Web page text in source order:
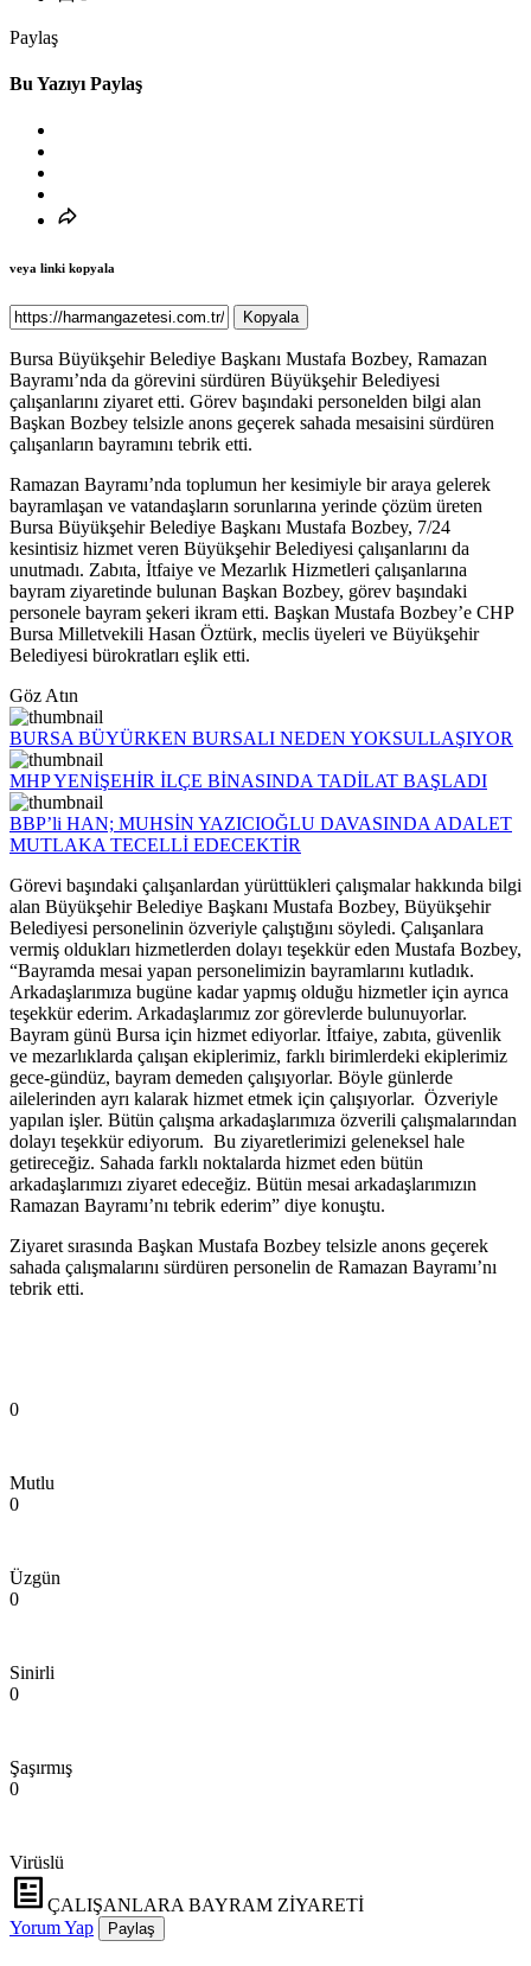
Paylaş
Bu Yazıyı Paylaş
veya linki kopyala
Kopyala
Bursa Büyükşehir Belediye Başkanı Mustafa Bozbey, Ramazan
Bayramı’nda da görevini sürdüren Büyükşehir Belediyesi
çalışanlarını ziyaret etti. Görev başındaki personelden bilgi alan
Başkan Bozbey telsizle anons geçerek sahada mesaisini sürdüren
çalışanların bayramını tebrik etti.
Ramazan Bayramı’nda toplumun her kesimiyle bir araya gelerek
bayramlaşan ve vatandaşların sorunlarına yerinde çözüm üreten
Bursa Büyükşehir Belediye Başkanı Mustafa Bozbey, 7/24
kesintisiz hizmet veren Büyükşehir Belediyesi çalışanlarını da
unutmadı. Zabıta, İtfaiye ve Mezarlık Hizmetleri çalışanlarına
bayram ziyaretinde bulunan Başkan Bozbey, görev başındaki
personele bayram şekeri ikram etti. Başkan Mustafa Bozbey’e CHP
Bursa Milletvekili Hasan Öztürk, meclis üyeleri ve Büyükşehir
Belediyesi bürokratları eşlik etti.
Göz Atın
BURSA BÜYÜRKEN BURSALI NEDEN YOKSULLAŞIYOR
MHP YENİŞEHİR İLÇE BİNASINDA TADİLAT BAŞLADI
BBP’li HAN; MUHSİN YAZICIOĞLU DAVASINDA ADALET
MUTLAKA TECELLİ EDECEKTİR
Görevi başındaki çalışanlardan yürüttükleri çalışmalar hakkında bilgi
alan Büyükşehir Belediye Başkanı Mustafa Bozbey, Büyükşehir
Belediyesi personelinin özveriyle çalıştığını söyledi. Çalışanlara
vermiş oldukları hizmetlerden dolayı teşekkür eden Mustafa Bozbey,
“Bayramda mesai yapan personelimizin bayramlarını kutladık.
Arkadaşlarımıza bugüne kadar yapmış olduğu hizmetler için ayrıca
teşekkür ederim. Arkadaşlarımız zor görevlerde bulunuyorlar.
Bayram günü Bursa için hizmet ediyorlar. İtfaiye, zabıta, güvenlik
ve mezarlıklarda çalışan ekiplerimiz, farklı birimlerdeki ekiplerimiz
gece-gündüz, bayram demeden çalışıyorlar. Böyle günlerde
ailelerinden ayrı kalarak hizmet etmek için çalışıyorlar. Özveriyle
yapılan işler. Bütün çalışma arkadaşlarımıza özverili çalışmalarından
dolayı teşekkür ediyorum. Bu ziyaretlerimizi geleneksel hale
getireceğiz. Sahada farklı noktalarda hizmet eden bütün
arkadaşlarımızı ziyaret edeceğiz. Bütün mesai arkadaşlarımızın
Ramazan Bayramı’nı tebrik ederim” diye konuştu.
Ziyaret sırasında Başkan Mustafa Bozbey telsizle anons geçerek
sahada çalışmalarını sürdüren personelin de Ramazan Bayramı’nı
tebrik etti.
0
Mutlu
0
Üzgün
0
Sinirli
0
Şaşırmış
0
Virüslü
ÇALIŞANLARA BAYRAM ZİYARETİ
Yorum Yap
Paylaş